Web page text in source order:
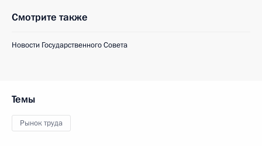
Смотрите также
Новости Государственного Совета
Темы
Рынок труда